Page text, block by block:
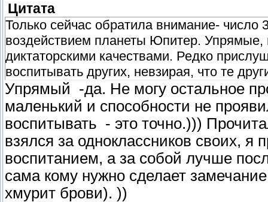
Цитата
Только сейчас обратила внимание-
воздействием планеты Юпитер.
диктаторскими качествами. Редко
воспитывать других, невзирая, что те
Упрямый -да. Не могу остальное
маленький и способности не
воспитывать - это точно.)))
взялся за одноклассников своих,
воспитанием, а за собой лучше
сама кому нужно сделает
хмурит брови). ))